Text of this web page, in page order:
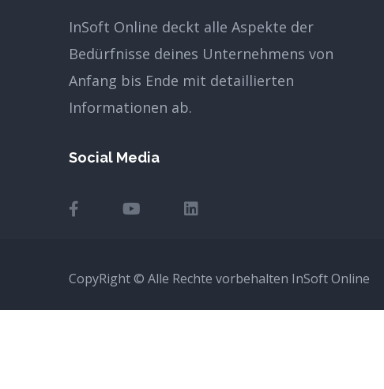
InSoft Online deckt alle Aspekte der
Bedürfnisse deines Unternehmens von
Anfang bis Ende mit detaillierten
Informationen ab.
Social Media
CopyRight © Alle Rechte vorbehalten InSoft Online